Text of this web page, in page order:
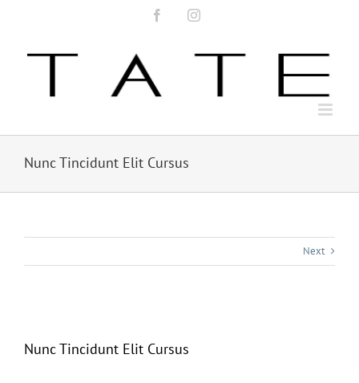
FacebookInstagram
Nunc Tincidunt Elit Cursus
Next
Image
Nunc Tincidunt Elit Cursus